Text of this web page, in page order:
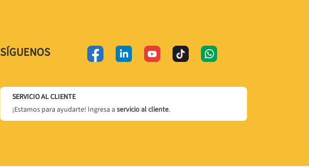
SÍGUENOS
SERVICIO AL CLIENTE
¡Estamos para ayudarte! Ingresa a servicio al cliente.